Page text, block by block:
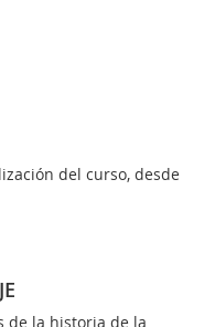
del curso, desde
de la historia de la